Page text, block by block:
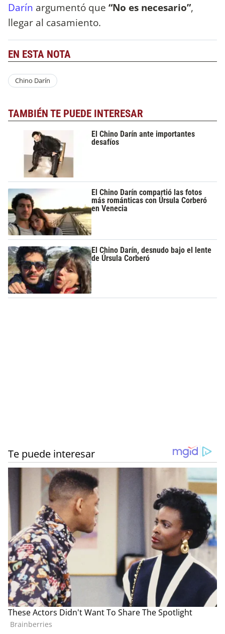
Darín argumentó que “No es necesario”,
llegar al casamiento.
EN ESTA NOTA
Chino Darín
TAMBIÉN TE PUEDE INTERESAR
El Chino Darín ante importantes
desafíos
El Chino Darín compartió las fotos
más románticas con Úrsula Corberó
en Venecia
El Chino Darín, desnudo bajo el lente
de Úrsula Corberó